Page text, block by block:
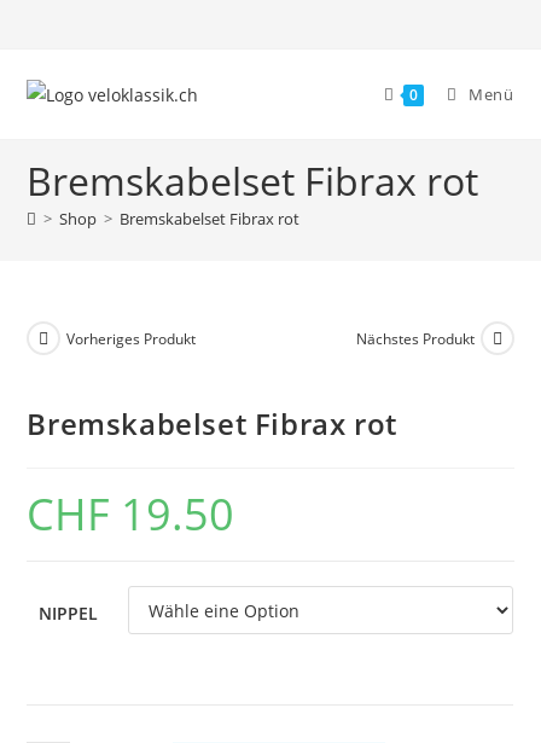
springen
0 Menü
Bremskabelset Fibrax rot
> Shop > Bremskabelset Fibrax rot
Vorheriges Produkt Nächstes Produkt
Bremskabelset Fibrax rot
CHF 19.50
NIPPEL